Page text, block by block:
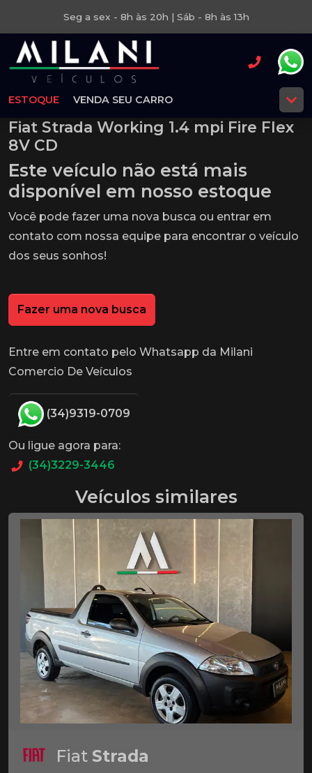
Seg a sex - 8h às 20h | Sáb - 8h às 13h
ESTOQUE VENDA SEU CARRO
Fiat Strada Working 1.4 mpi Fire Flex
8V CD
Este veículo não está mais
disponível em nosso estoque
Você pode fazer uma nova busca ou entrar em
contato com nossa equipe para encontrar o veículo
dos seus sonhos!
Fazer uma nova busca
Entre em contato pelo Whatsapp da Milani
Comercio De Veículos
(34)9319-0709
Ou ligue agora para:
(34)3229-3446
Veículos similares
Fiat Strada